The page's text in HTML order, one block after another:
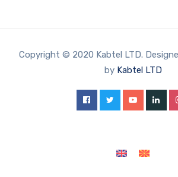
Copyright © 2020 Kabtel LTD.
by Kabtel LTD